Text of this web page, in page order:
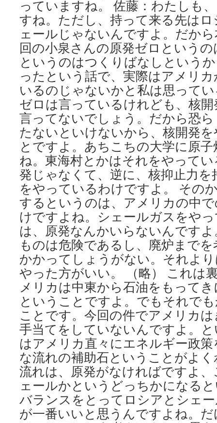
っていますね。 佐藤：わたしも
すね。ただし、持って来る先は
ェールじゃないんですよ。だか
回の小泉さんの原発ゼロという
というのはつくりばなしという
ったという話で、実際はアメリ
いるのじゃないかと私は思って
ゼロは言っているけれども、核
言ってないでしょう。だから恐
たないといけないから、核開発
とですよ。あちこちの大学に原
ね。東海村とかはそれをやって
発じゃなくて、逆に、核抑止力
をやっているわけですよ。 その
するというのは、アメリカの中
けですよね。シェールガスをや
は、原発なんかいらないんです
ものは危険であるし、廃炉まで
かかってしょうがない。それよ
やった方がいい。 （略） これは
メリカは中東から石油をもって
ということですよ。でもそれで
ことです。今回の件でアメリカ
手当てをしていないんですよ。
はアメリカ直々にエネルギー政
な流れの補助石ということがよ
流れは、原発がなければですよ
ェールかというどっちかになる
バランスをとってロシアとシェ
が一番いいと思うんですよね。